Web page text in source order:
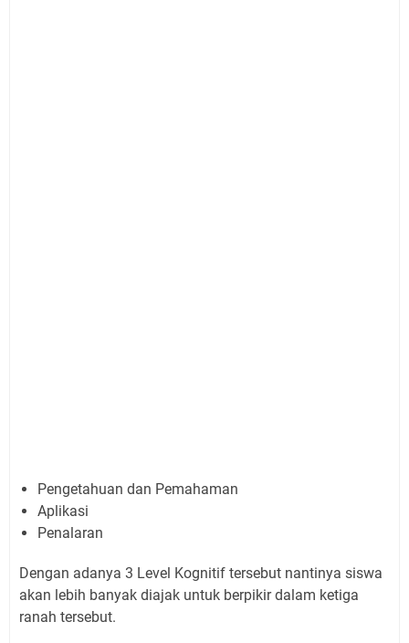
Pengetahuan dan Pemahaman
Aplikasi
Penalaran
Dengan adanya 3 Level Kognitif tersebut nantinya siswa
akan lebih banyak diajak untuk berpikir dalam ketiga
ranah tersebut.